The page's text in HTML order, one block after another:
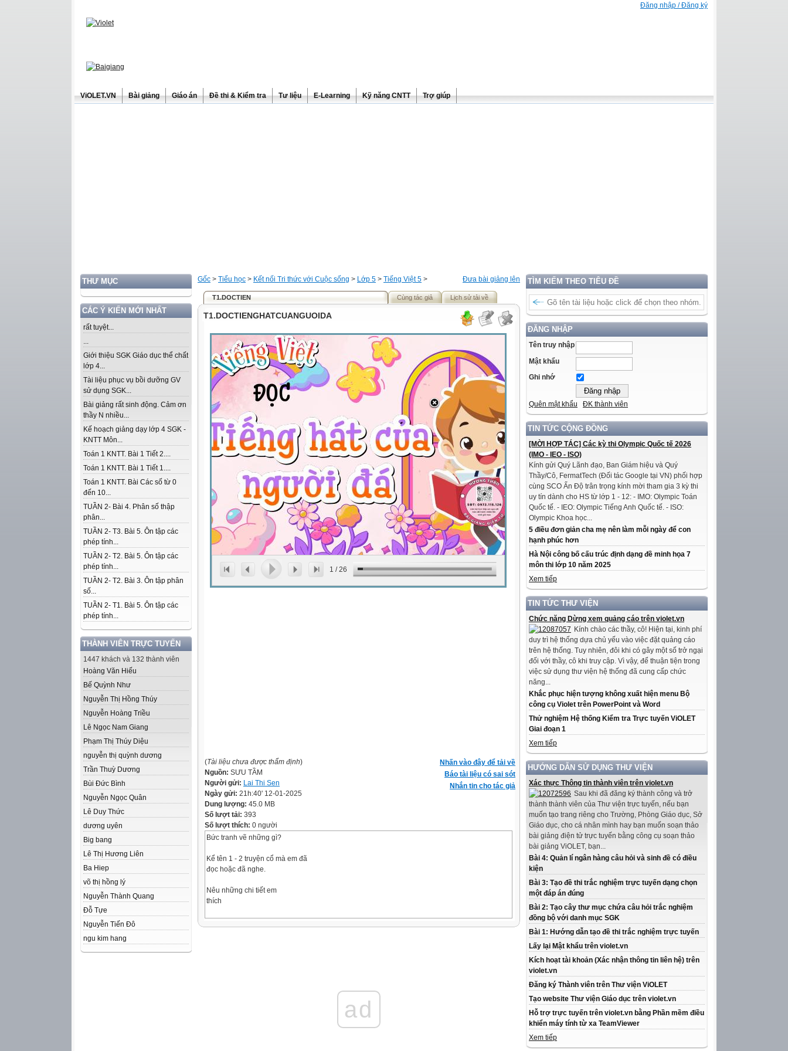
Đăng nhập / Đăng ký
ViOLET.VN Bài giảng Giáo án Đề thi & Kiểm tra Tư liệu E-Learning Kỹ năng CNTT Trợ giúp
THƯ MỤC
CÁC Ý KIẾN MỚI NHẤT
rất tuyệt...
...
Giới thiệu SGK Giáo dục thể chất
lớp 4...
Tài liệu phục vụ bồi dưỡng GV
sử dụng SGK...
Bài giảng rất sinh động. Cảm ơn
thầy N nhiều...
Kế hoạch giảng dạy lớp 4 SGK -
KNTT Môn...
Toán 1 KNTT. Bài 1 Tiết 2....
Toán 1 KNTT. Bài 1 Tiết 1....
Toán 1 KNTT. Bài Các số từ 0
đến 10...
TUẦN 2- Bài 4. Phân số thập
phân...
TUẦN 2- T3. Bài 5. Ôn tập các
phép tính...
TUẦN 2- T2. Bài 5. Ôn tập các
phép tính...
TUẦN 2- T2. Bài 3. Ôn tập phân
số...
TUẦN 2- T1. Bài 5. Ôn tập các
phép tính...
THÀNH VIÊN TRỰC TUYẾN
1447 khách và 132 thành viên
Hoàng Văn Hiếu
Bế Quỳnh Như
Nguyễn Thị Hồng Thúy
Nguyễn Hoàng Triều
Lê Ngọc Nam Giang
Phạm Thị Thúy Diệu
nguyễn thị quỳnh dương
Trần Thuỳ Dương
Bùi Đức Bình
Nguyễn Ngọc Quân
Lê Duy Thức
dương uyên
Big bang
Lê Thị Hương Liên
Ba Hiep
võ thị hồng lý
Nguyễn Thành Quang
Đỗ Tựe
Nguyễn Tiến Đô
ngu kim hang
TÌM KIẾM THEO TIÊU ĐỀ
ĐĂNG NHẬP
Tên truy nhập
Mật khẩu
Ghi nhớ
Quên mật khẩu ĐK thành viên
TIN TỨC CỘNG ĐỒNG
[MỜI HỢP TÁC] Các kỳ thi Olympic Quốc tế 2026
(IMO - IEO - ISO)
Kính gửi Quý Lãnh đạo, Ban Giám hiệu và Quý
Thầy/Cô, FermatTech (Đối tác Google tại VN) phối hợp
cùng SCO Ấn Độ trân trọng kính mời tham gia 3 kỳ thi
uy tín dành cho HS từ lớp 1 - 12: - IMO: Olympic Toán
Quốc tế. - IEO: Olympic Tiếng Anh Quốc tế. - ISO:
Olympic Khoa học...
5 điều đơn giản cha mẹ nên làm mỗi ngày để con
hạnh phúc hơn
Hà Nội công bố cấu trúc định dạng đề minh họa 7
môn thi lớp 10 năm 2025
Xem tiếp
TIN TỨC THƯ VIỆN
Chức năng Dừng xem quảng cáo trên violet.vn
Kính chào các thầy, cô! Hiện tại, kinh phí
duy trì hệ thống dựa chủ yếu vào việc đặt quảng cáo
trên hệ thống. Tuy nhiên, đôi khi có gây một số trở ngại
đối với thầy, cô khi truy cập. Vì vậy, để thuận tiện trong
việc sử dụng thư viện hệ thống đã cung cấp chức
năng...
Khắc phục hiện tượng không xuất hiện menu Bộ
công cụ Violet trên PowerPoint và Word
Thử nghiệm Hệ thống Kiểm tra Trực tuyến ViOLET
Giai đoạn 1
Xem tiếp
HƯỚNG DẪN SỬ DỤNG THƯ VIỆN
Xác thực Thông tin thành viên trên violet.vn
Sau khi đã đăng ký thành công và trở
thành thành viên của Thư viện trực tuyến, nếu bạn
muốn tạo trang riêng cho Trường, Phòng Giáo dục, Sở
Giáo dục, cho cá nhân mình hay bạn muốn soạn thảo
bài giảng điện tử trực tuyến bằng công cụ soạn thảo
bài giảng ViOLET, bạn...
Bài 4: Quản lí ngân hàng câu hỏi và sinh đề có điều
kiện
Bài 3: Tạo đề thi trắc nghiệm trực tuyến dạng chọn
một đáp án đúng
Bài 2: Tạo cây thư mục chứa câu hỏi trắc nghiệm
đồng bộ với danh mục SGK
Bài 1: Hướng dẫn tạo đề thi trắc nghiệm trực tuyến
Lấy lại Mật khẩu trên violet.vn
Kích hoạt tài khoản (Xác nhận thông tin liên hệ) trên
violet.vn
Đăng ký Thành viên trên Thư viện ViOLET
Tạo website Thư viện Giáo dục trên violet.vn
Hỗ trợ trực tuyến trên violet.vn bằng Phần mềm điều
khiển máy tính từ xa TeamViewer
Xem tiếp
Đưa bài giảng lên
Gốc > Tiểu học > Kết nối Tri thức với Cuộc sống > Lớp 5 > Tiếng Việt 5 >
T1.DOCTIEN Cùng tác giả Lịch sử tải về
T1.DOCTIENGHATCUANGUOIDA
1 /26
Nhấn vào đây để tải về
Báo tài liệu có sai sót
Nhắn tin cho tác giả
(Tài liệu chưa được thẩm định)
Nguồn: SƯU TẦM
Người gửi: Lai Thi Sen
Ngày gửi: 21h:40' 12-01-2025
Dung lượng: 45.0 MB
Số lượt tải: 393
Số lượt thích: 0 người
Bức tranh vẽ những gì?
Kể tên 1 - 2 truyện cổ mà em đã
đọc hoặc đã nghe.
Nêu những chi tiết em
thích
Một buổi sáng, mỏm đá khẽ cựa quậy, rồi từ từ biến thành một em bé xinh đẹp. Em bước xuống
núi, thấy muông thú từng đàn kéo về phá nương rẫy, dân làng đuổi đ ằng đông, d ồn đ ằng tây
ad